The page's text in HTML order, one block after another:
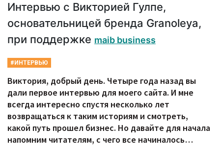
Интервью с Викторией Гулпе,
основательницей бренда Granoleya,
при поддержке maib business
#ИНТЕРВЬЮ
Виктория, добрый день. Четыре года назад вы
дали первое интервью для моего сайта. И мне
всегда интересно спустя несколько лет
возвращаться к таким историям и смотреть,
какой путь прошел бизнес. Но давайте для начала
напомним читателям, с чего все начиналось…